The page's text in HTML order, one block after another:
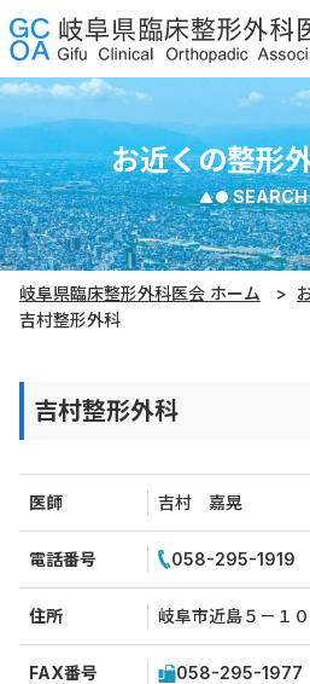
お近くの整形
SEARCH
岐阜県臨床整形外科医会 ホーム
吉村整形外科
吉村整形外科
医師 吉村 嘉晃
電話番号 058-295-1919
住所 岐阜市近島５－１
FAX番号 058-295-1977